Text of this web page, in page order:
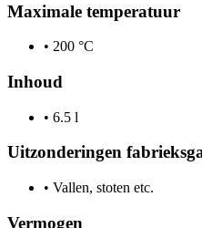
Maximale temperatuur
• 200 °C
Inhoud
• 6.5 l
Uitzonderingen
• Vallen, stoten etc.
Vermogen